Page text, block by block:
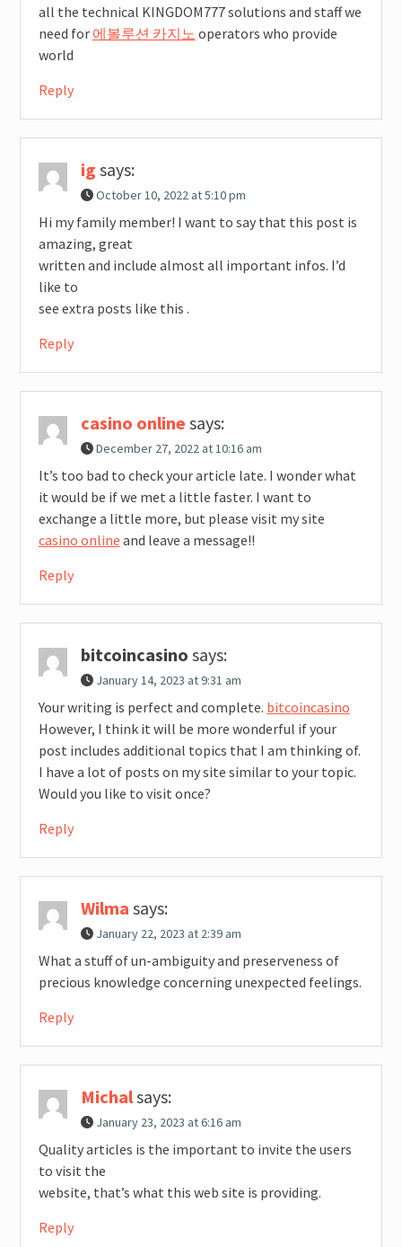
all the technical KINGDOM777 solutions and staff we
need for 에볼루션 카지노 operators who provide
world
Reply
ig says:
October 10, 2022 at 5:10 pm
Hi my family member! I want to say that this post is
amazing, great
written and include almost all important infos. I’d
like to
see extra posts like this .
Reply
casino online says:
December 27, 2022 at 10:16 am
It’s too bad to check your article late. I wonder what
it would be if we met a little faster. I want to
exchange a little more, but please visit my site
casino online and leave a message!!
Reply
bitcoincasino says:
January 14, 2023 at 9:31 am
Your writing is perfect and complete. bitcoincasino
However, I think it will be more wonderful if your
post includes additional topics that I am thinking of.
I have a lot of posts on my site similar to your topic.
Would you like to visit once?
Reply
Wilma says:
January 22, 2023 at 2:39 am
What a stuff of un-ambiguity and preserveness of
precious knowledge concerning unexpected feelings.
Reply
Michalsays:
January 23, 2023 at 6:16 am
Quality articles is the important to invite the users
to visit the
website, that’s what this web site is providing.
Reply